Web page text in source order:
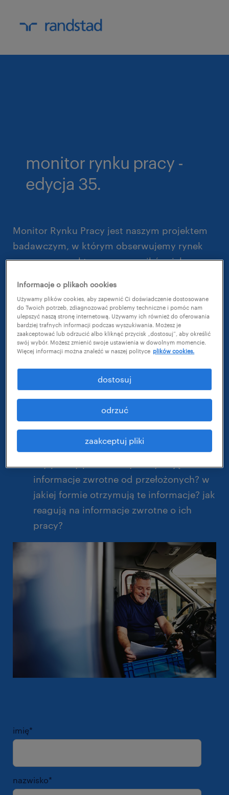
monitor rynku pracy -
edycja 35.
Monitor Rynku Pracy jest naszym projektem
badawczym, w którym obserwujemy rynek
pracy z perspektywy pracowników, ich
Sprawdzamy w nim m.in. poziom rotacji w
firmach, ocenę ryzyka utraty zatrudnienia,
satysfakcję z wykonywanego zajęcia oraz
główne powody poszukiwania nowego
miejsca pracy.
W 35. edycji sprawdzamy ponadto:
czy polscy pracownicy pracują w
muszą dojeżdżać np. do sąsiadujących
informacje zwrotne od przełożonych? w
jakiej formie otrzymują te informacje? jak
reagują na informacje zwrotne o ich
pracy?
imię*
nazwisko*
Informacje o plikach cookies
Używamy plików cookies, aby zapewnić Ci doświadczenie dostosowane
do Twoich potrzeb, zdiagnozować problemy techniczne i pomóc nam
ulepszyć naszą stronę internetową. Używamy ich również do oferowania
bardziej trafnych informacji podczas wyszukiwania. Możesz je
zaakceptować lub odrzucić albo kliknąć przycisk „dostosuj”, aby określić
swój wybór. Możesz zmienić swoje ustawienia w dowolnym momencie.
Więcej informacji można znaleźć w naszej polityce plików cookies.
zaakceptuj pliki
odrzuć
dostosuj